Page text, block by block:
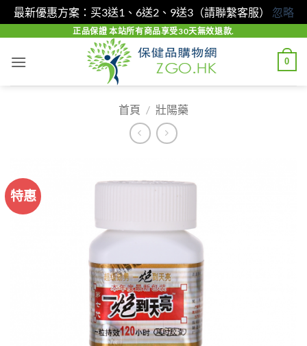
最新優惠方案：买3送1、6送2、9送3（請聯繫客服） 忽略
content
正品保證 本站所有商品享受30天無效退款.
0
首頁 / 壯陽藥
特惠